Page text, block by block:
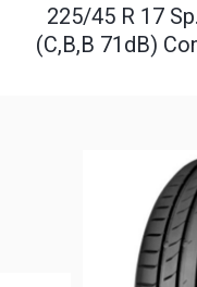
225/45 R 17
(C,B,B 71dB)